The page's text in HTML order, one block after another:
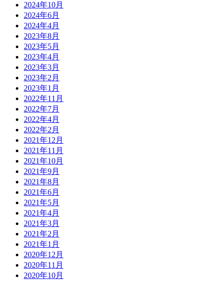
2024年10月
2024年6月
2024年4月
2023年8月
2023年5月
2023年4月
2023年3月
2023年2月
2023年1月
2022年11月
2022年7月
2022年4月
2022年2月
2021年12月
2021年11月
2021年10月
2021年9月
2021年8月
2021年6月
2021年5月
2021年4月
2021年3月
2021年2月
2021年1月
2020年12月
2020年11月
2020年10月